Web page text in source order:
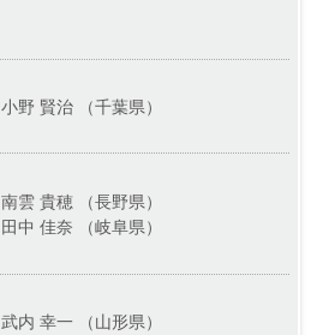
小野 賢治 （千葉県）
南雲 貴穂 （長野県）
田中 佳奈 （岐阜県）
武内 幸一 （山形県）